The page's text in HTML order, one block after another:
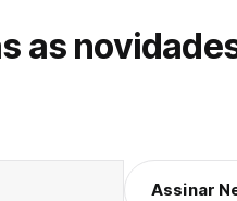
as
Assinar